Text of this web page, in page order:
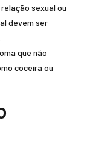
sexual ou
devem ser
que não
coceira ou